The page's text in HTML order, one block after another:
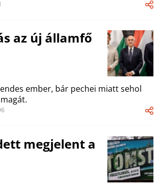
az új államfő
ember, bár pechei miatt sehol
megjelent a